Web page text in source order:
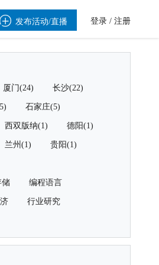
 发布活动/直播 登录 / 注册
厦门(24) 长沙(22)
石家庄(5)
西双版纳(1) 德阳(1)
兰州(1) 贵阳(1)
储 编程语言
行业研究